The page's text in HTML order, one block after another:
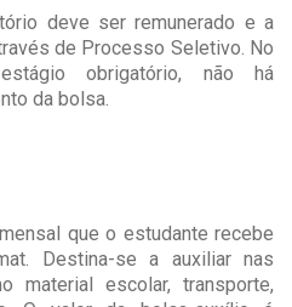
deve ser remunerado e a
de Processo Seletivo. No
obrigatório, não há
da bolsa.
que o estudante recebe
Destina-se a auxiliar nas
material escolar, transporte,